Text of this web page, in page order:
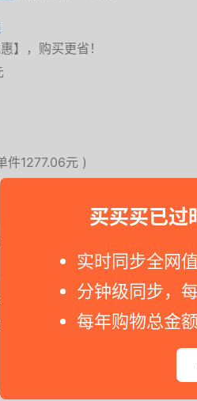
买买买已过
实时同步全网
分钟级同步，
每年购物总金
】，购买更省！
件1277.06元 )
，请赶快买之. 若是您点击京东商城商品
减150元优惠券，参与满1件打
元。
的纯实木家具品牌。专注纯实木